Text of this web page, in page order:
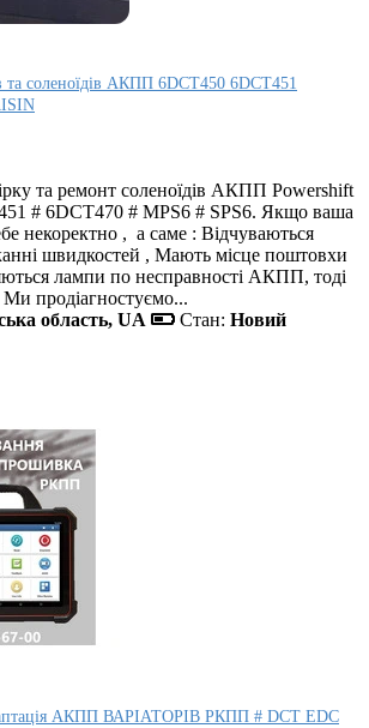
та соленоїдів АКПП 6DCT450 6DCT451
та ремонт соленоїдів АКПП Powershift
# 6DCT470 # MPS6 # SPS6. Якщо ваша
некоректно , а саме : Відчуваються
швидкостей , Мають місце поштовхи
лампи по несправності АКПП, тоді
Ми продіагностуємо...
область, UA Стан: Новий
АКПП ВАРІАТОРІВ РКПП # DCT EDC